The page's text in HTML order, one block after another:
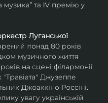
музика” та IV премію у
Луганської
понад 80 років
музичного життя
на сцені філармонії
"Травіата" Джузеппе
Россіні.
увагу українській